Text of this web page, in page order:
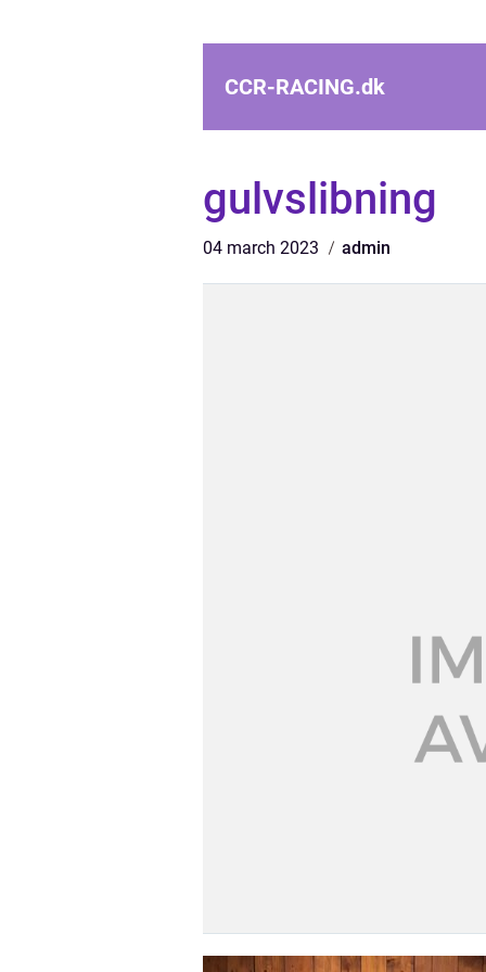
CCR-RACING.dk
gulvslibning
04 march 2023 admin